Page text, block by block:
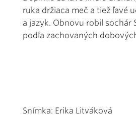
ruka držiaca meč a tiež ľavé
a jazyk. Obnovu robil sochár
podľa zachovaných
Snímka: Erika Litváková